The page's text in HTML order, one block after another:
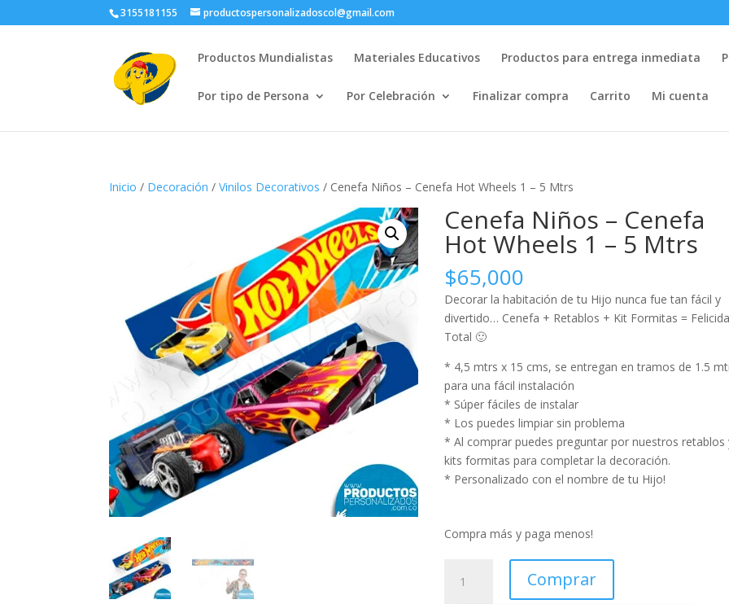
3155181155 productospersonalizadoscol@gmail.com
Productos Mundialistas Materiales Educativos Productos para entrega inmediata
Por tipo de Persona Por Celebración Finalizar compra Carrito Mi cuenta
Inicio / Decoración /Vinilos Decorativos / Cenefa Niños – Cenefa Hot Wheels 1 – 5 Mtrs
Cenefa Niños – Cenefa
Hot Wheels 1 – 5 Mtrs
$65,000
Decorar la habitación de tu Hijo nunca fue tan fácil y
divertido… Cenefa + Retablos + Kit Formitas =
Total 🙂
* 4,5 mtrs x 15 cms, se entregan en tramos de 1.5
para una fácil instalación
* Súper fáciles de instalar
* Los puedes limpiar sin problema
* Al comprar puedes preguntar por nuestros retablos
kits formitas para completar la decoración.
* Personalizado con el nombre de tu Hijo!
Compra más y paga menos!
Niños
Comprar